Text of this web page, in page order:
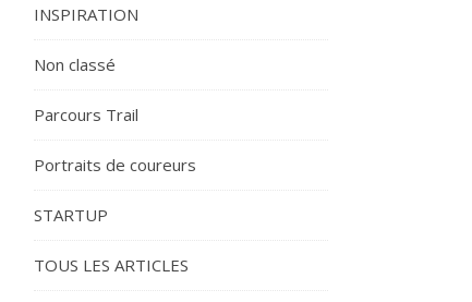
INSPIRATION
Non classé
Parcours Trail
Portraits de coureurs
STARTUP
TOUS LES ARTICLES